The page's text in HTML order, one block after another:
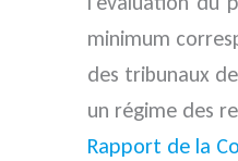
minimum
des tribunaux
un régime des
Rapport de la